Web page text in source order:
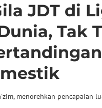
JDT di
Tak
menorehkan pencapaian